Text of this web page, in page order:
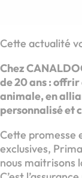
Cette actualité
Chez
de 20 ans :
animale, en
personnalisé et
Cette promesse
exclusives,
nous maitrisons